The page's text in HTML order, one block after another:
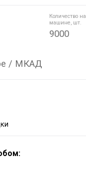
Количество на
машине, шт.
9000
/ МКАД